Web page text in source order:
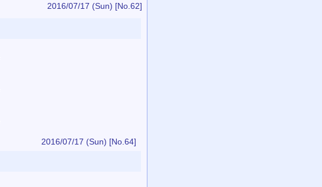
2016/07/17 (Sun) [No.62]
2016/07/17 (Sun) [No.64]